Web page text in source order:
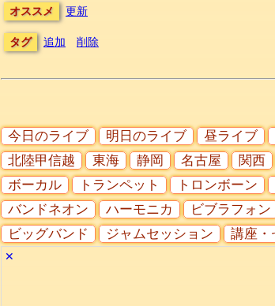
オススメ 更新
タグ 追加 削除
今日のライブ 明日のライブ 昼ライブ
北陸甲信越
東海 静岡 名古屋 関西
ボーカル
トランペット トロンボーン
バンドネオン
ハーモニカ ビブラフォン
ビッグバンド
ジャムセッション 講座・
✕